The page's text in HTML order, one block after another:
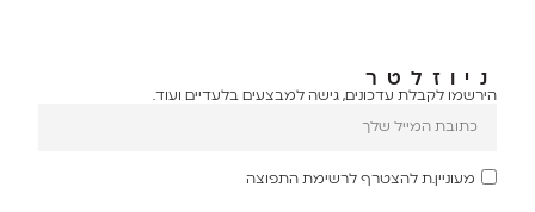
ניוזלטר
הירשמו לקבלת עדכונים, גישה למבצעים בלעדיים ועוד.
מעוניין.ת להצטרף לרשימת התפוצה